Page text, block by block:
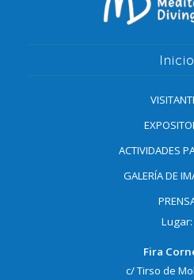
Inicio
ACTIVIDADES
GALERÍA DE
Lugar:
Fira
c/ Tirso de